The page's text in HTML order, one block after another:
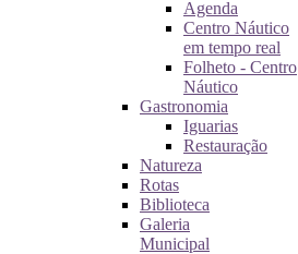
Agenda
Centro Náutico
em tempo real
Folheto - Centro
Náutico
Gastronomia
Iguarias
Restauração
Natureza
Rotas
Biblioteca
Galeria
Municipal